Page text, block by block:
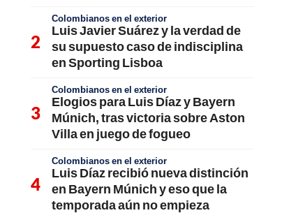
Colombianos en el exterior
Luis Javier Suárez y la verdad de
su supuesto caso de indisciplina
en Sporting Lisboa
Colombianos en el exterior
Elogios para Luis Díaz y Bayern
Múnich, tras victoria sobre Aston
Villa en juego de fogueo
Colombianos en el exterior
Luis Díaz recibió nueva distinción
en Bayern Múnich y eso que la
temporada aún no empieza